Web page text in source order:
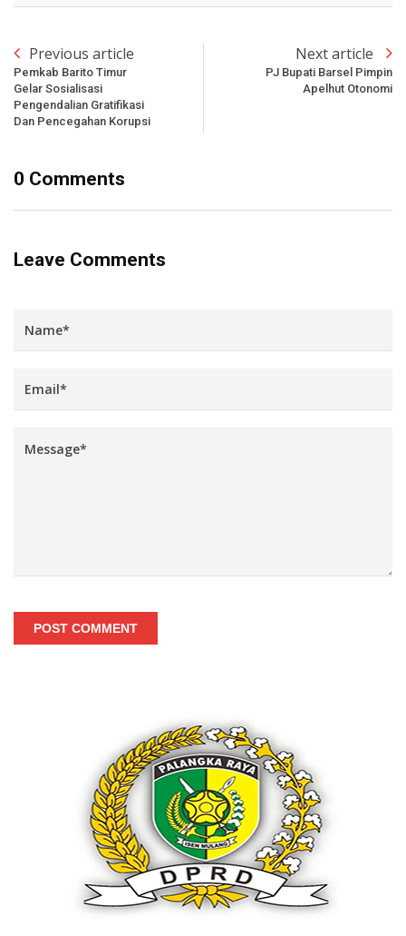
Previous article
Pemkab Barito Timur
Gelar Sosialisasi
Pengendalian Gratifikasi
Dan Pencegahan Korupsi
Next article
PJ Bupati Barsel Pimpin
Apelhut Otonomi
0 Comments
Leave Comments
POST COMMENT